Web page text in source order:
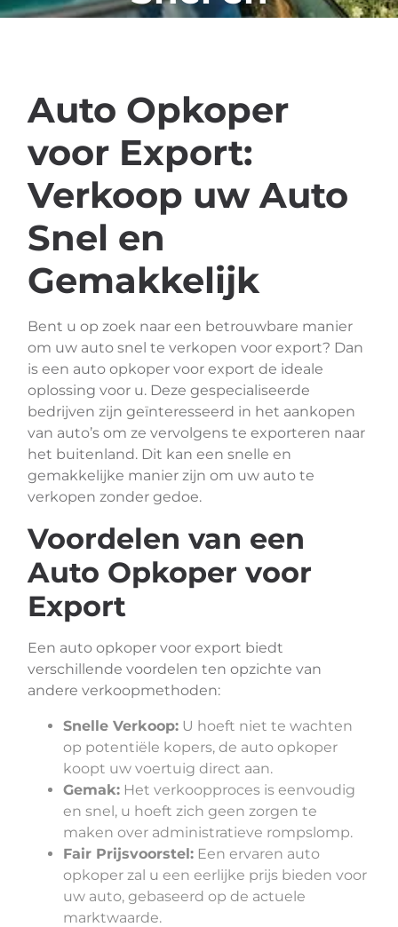
Auto Opkoper
voor Export:
Verkoop uw Auto
Snel en
Gemakkelijk
Bent u op zoek naar een betrouwbare manier
om uw auto snel te verkopen voor export? Dan
is een auto opkoper voor export de ideale
oplossing voor u. Deze gespecialiseerde
bedrijven zijn geïnteresseerd in het aankopen
van auto’s om ze vervolgens te exporteren naar
het buitenland. Dit kan een snelle en
gemakkelijke manier zijn om uw auto te
verkopen zonder gedoe.
Voordelen van een
Auto Opkoper voor
Export
Een auto opkoper voor export biedt
verschillende voordelen ten opzichte van
andere verkoopmethoden:
Snelle Verkoop: U hoeft niet te wachten
op potentiële kopers, de auto opkoper
koopt uw voertuig direct aan.
Gemak: Het verkoopproces is eenvoudig
en snel, u hoeft zich geen zorgen te
maken over administratieve rompslomp.
Fair Prijsvoorstel: Een ervaren auto
opkoper zal u een eerlijke prijs bieden voor
uw auto, gebaseerd op de actuele
marktwaarde.